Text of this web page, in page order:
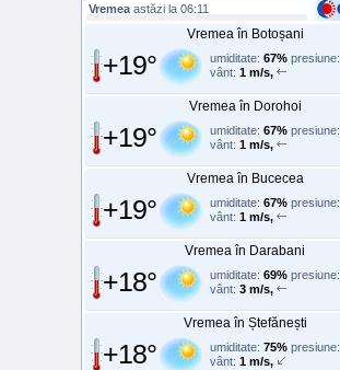
Vremea astăzi la 06:11
Vremea în Botoșani
+19° umiditate: 67% presiune:
vânt: 1 m/s,
Vremea în Dorohoi
+19° umiditate: 67% presiune:
vânt: 1 m/s,
Vremea în Bucecea
+19° umiditate: 67% presiune:
vânt: 1 m/s,
Vremea în Darabani
+18° umiditate: 69% presiune:
vânt: 3 m/s,
Vremea în Ștefănești
+18° umiditate: 75% presiune:
vânt: 1 m/s,